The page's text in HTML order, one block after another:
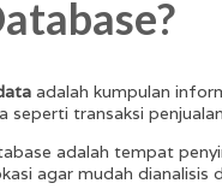
adalah kumpulan
seperti transaksi
adalah tempat
agar mudah dianalisis